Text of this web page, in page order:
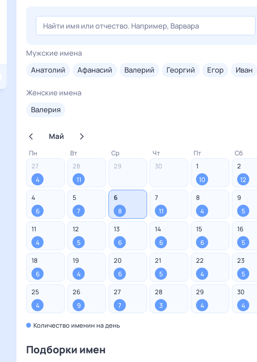
Мужские имена
анатолий
афанасий валерий георгий егор иван
Женские имена
валерия
Май
Пн Вт Ср Чт Пт Сб
27
4
28
11
29 30
1
10
2
12
4
6
5
7
6
8
7
11
8
4
9
5
11
4
12
5
13
6
14
6
15
6
16
5
18
6
19
4
20
6
21
5
22
4
23
5
25
4
26
9
27
7
28
3
29
4
30
4
Количество именин на день
Подборки имен